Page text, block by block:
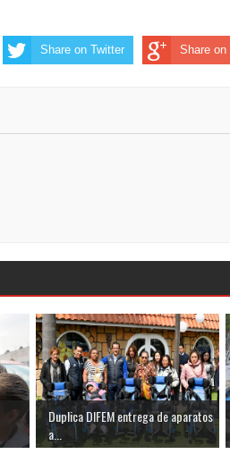
Share on Twitter Share on
Duplica DIFEM entrega de aparatos
a...